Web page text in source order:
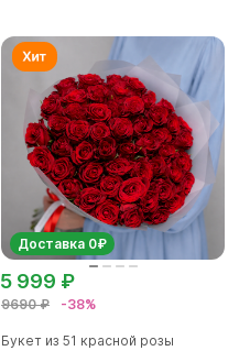
Доставка 0₽
9690 ₽ -38%
5 999 ₽
Букет из 51 красной розы